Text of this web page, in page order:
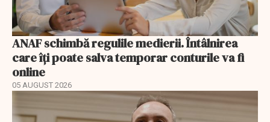
ANAF schimbă regulile medierii. Întâlnirea
care îți poate salva temporar conturile va fi
online
05 AUGUST 2026